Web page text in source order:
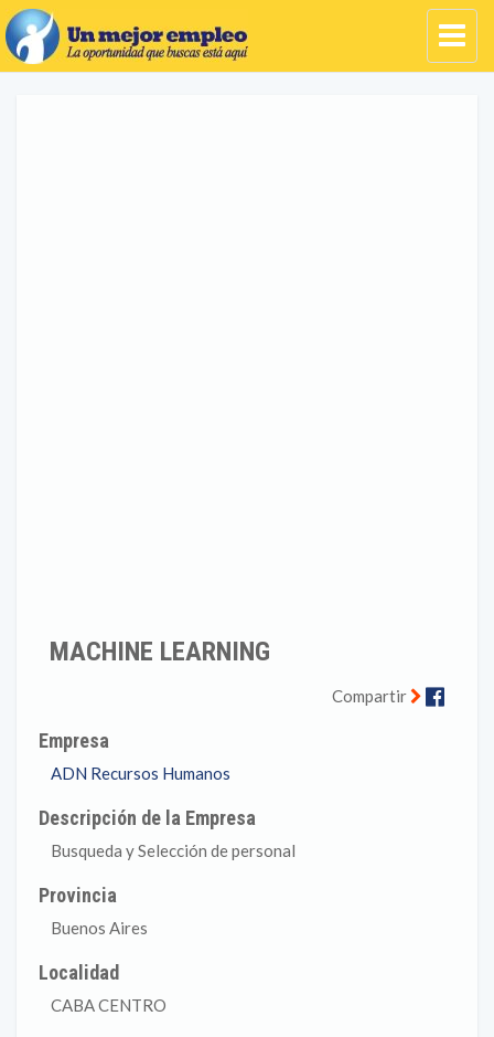
MACHINE LEARNING
Compartir
Empresa
ADN Recursos Humanos
Descripción de la Empresa
Busqueda y Selección de personal
Provincia
Buenos Aires
Localidad
CABA CENTRO